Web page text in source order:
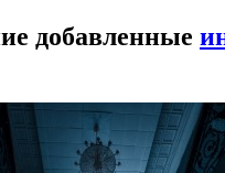
добавленные